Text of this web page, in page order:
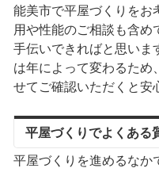
能美市で平屋づくりをお
用や性能のご相談も含め
手伝いできればと思いま
は年によって変わるため
せてご確認いただくと安
平屋づくりでよくある
平屋づくりを進めるなか